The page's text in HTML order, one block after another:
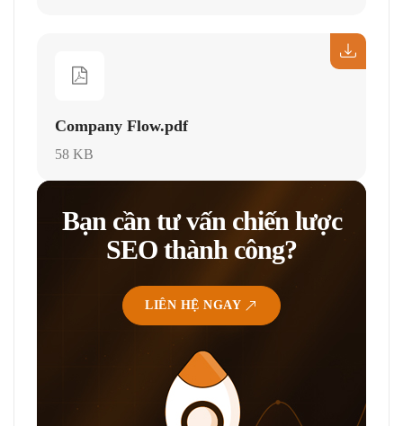
Company Flow.pdf
58 KB
Bạn cần tư vấn chiến lược
SEO thành công?
LIÊN HỆ NGAY